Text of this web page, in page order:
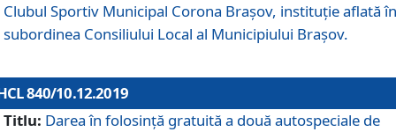
Clubul Sportiv Municipal Corona Braşov, instituție aflată în
subordinea Consiliului Local al Municipiului Brașov.
840/10.12.2019
Titlu: Darea în folosință gratuită a două autospeciale de